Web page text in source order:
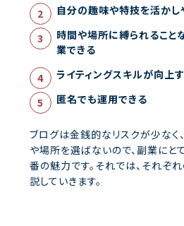
自分の趣味や特技を活かし
時間や場所に縛られること
業できる
ライティングスキルが向上
匿名でも運用できる
ブログは金銭的なリスクが少な
や場所を選ばないので、副業にと
番の魅力です。それでは、それぞ
説していきます。